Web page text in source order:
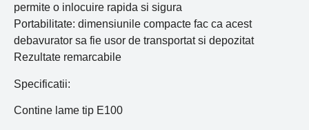
permite o inlocuire rapida si sigura
Portabilitate: dimensiunile compacte fac ca acest
debavurator sa fie usor de transportat si depozitat
Rezultate remarcabile
Specificatii:
Contine lame tip E100